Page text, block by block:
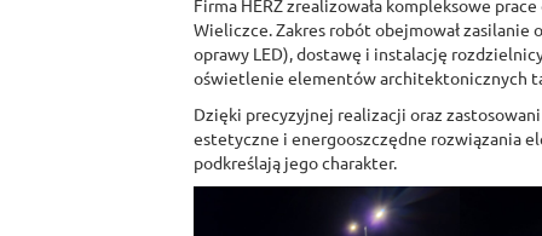
Firma HERZ zrealizowała kompleksowe
Wieliczce. Zakres robót obejmował
oprawy LED), dostawę i instalację
oświetlenie elementów architektonicznych
Dzięki precyzyjnej realizacji oraz
estetyczne i energooszczędne rozwiązania
podkreślają jego charakter.